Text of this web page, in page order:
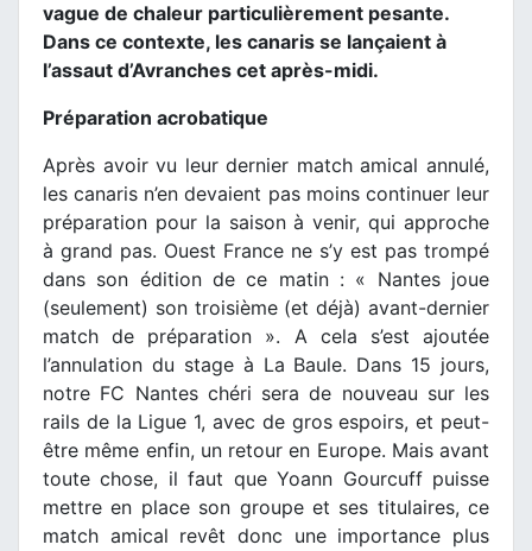
vague de chaleur particulièrement pesante.
Dans ce contexte, les canaris se lançaient à
l’assaut d’Avranches cet après-midi.
Préparation acrobatique
Après avoir vu leur dernier match amical annulé,
les canaris n’en devaient pas moins continuer leur
préparation pour la saison à venir, qui approche
à grand pas. Ouest France ne s’y est pas trompé
dans son édition de ce matin : « Nantes joue
(seulement) son troisième (et déjà) avant-dernier
match de préparation ». A cela s’est ajoutée
l’annulation du stage à La Baule. Dans 15 jours,
notre FC Nantes chéri sera de nouveau sur les
rails de la Ligue 1, avec de gros espoirs, et peut-
être même enfin, un retour en Europe. Mais avant
toute chose, il faut que Yoann Gourcuff puisse
mettre en place son groupe et ses titulaires, ce
match amical revêt donc une importance plus